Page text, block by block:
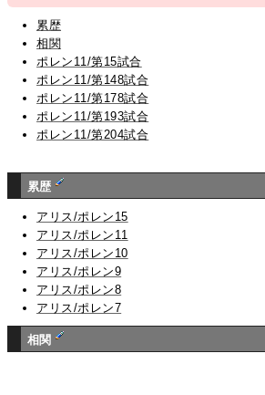
累歴
相関
ポレン11/第15試合
ポレン11/第148試合
ポレン11/第178試合
ポレン11/第193試合
ポレン11/第204試合
累歴
アリス/ポレン15
アリス/ポレン11
アリス/ポレン10
アリス/ポレン9
アリス/ポレン8
アリス/ポレン7
相関